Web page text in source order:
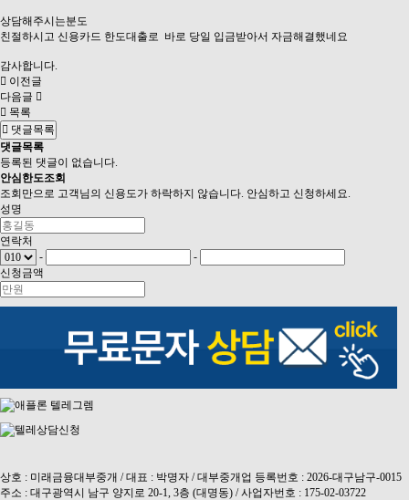
상담해주시는분도
친절하시고 신용카드 한도대출로 바로 당일 입금받아서 자금해결했네요
감사합니다.
이전글
다음글
목록
댓글목록
댓글목록
등록된 댓글이 없습니다.
안심한도조회
조회만으로 고객님의 신용도가 하락하지 않습니다. 안심하고 신청하세요.
성명
연락처
-
-
신청금액
상호 : 미래금융대부중개 / 대표 : 박명자 / 대부중개업 등록번호 : 2026-대구남구-0015
주소 : 대구광역시 남구 양지로 20-1, 3층 (대명동) / 사업자번호 : 175-02-03722